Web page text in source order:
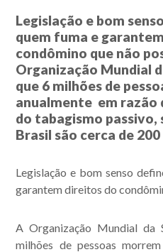
Legislação e bom
quem fuma e
condômino que não
Organização Mundial
que 6 milhões de
anualmente em razão
do tabagismo passivo,
Brasil são cerca de
Legislação e bom senso
garantem direitos do
A Organização Mundial da
milhões de pessoas